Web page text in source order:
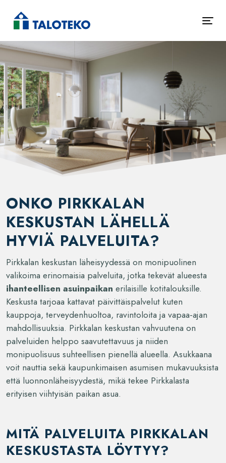
ONKO PIRKKALAN
KESKUSTAN LÄHELLÄ
HYVIÄ PALVELUITA?
Pirkkalan keskustan läheisyydessä on monipuolinen
valikoima erinomaisia palveluita, jotka tekevät alueesta
ihanteellisen asuinpaikan erilaisille kotitalouksille.
Keskusta tarjoaa kattavat päivittäispalvelut kuten
kauppoja, terveydenhuoltoa, ravintoloita ja vapaa-ajan
mahdollisuuksia. Pirkkalan keskustan vahvuutena on
palveluiden helppo saavutettavuus ja niiden
monipuolisuus suhteellisen pienellä alueella. Asukkaana
voit nauttia sekä kaupunkimaisen asumisen mukavuuksista
että luonnonläheisyydestä, mikä tekee Pirkkalasta
erityisen viihtyisän paikan asua.
MITÄ PALVELUITA PIRKKALAN
KESKUSTASTA LÖYTYY?